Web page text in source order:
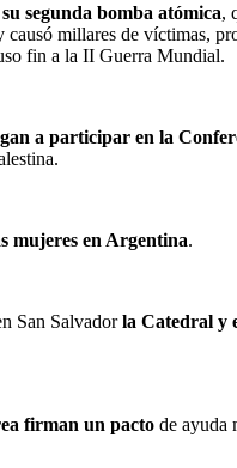
segunda bomba atómica,
causó millares de víctimas,
fin a la II Guerra Mundial.
a participar en la
mujeres en Argentina.
San Salvadorla Catedral y
firman un pacto de ayuda